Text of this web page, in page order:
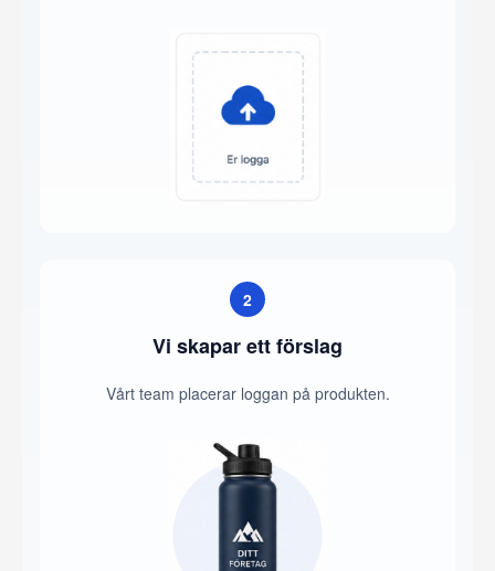
2
Vi skapar ett förslag
Vårt team placerar loggan på produkten.